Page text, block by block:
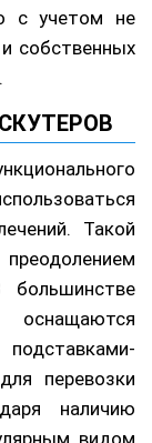
с учетом не
собственных
Такой
большинстве
оснащаются
перевозки
наличию
видом